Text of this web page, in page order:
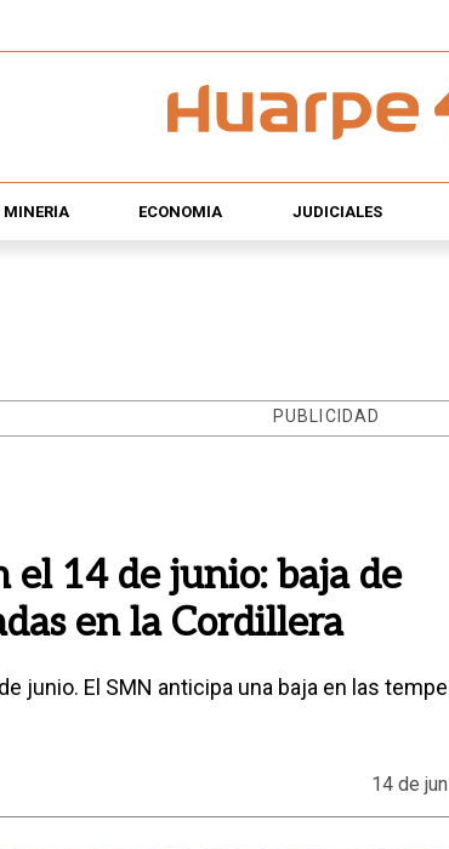
MINERÍA ECONOMÍA JUDICIALES
PUBLICIDAD
el 14 de junio: baja de
en la Cordillera
junio. El SMN anticipa una baja en las
14 de